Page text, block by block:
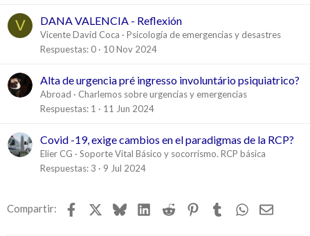
V DANA VALENCIA - Reflexión
Vicente David Coca
Psicología de emergencias y desastres
Respuestas 0 10 Nov 2024
Alta de urgencia pré ingresso involuntário psiquiatrico?
Abroad
Charlemos sobre urgencias y emergencias
Respuestas 1 11 Jun 2024
Covid -19, exige cambios en el paradigmas de la RCP?
Elier CG
Soporte Vital Básico y socorrismo. RCP básica
Respuestas 3 9 Jul 2024
Compartir: Facebook BlueskyLinkedIn
Reddit Pinterest
TumblrWhatsApp
Email